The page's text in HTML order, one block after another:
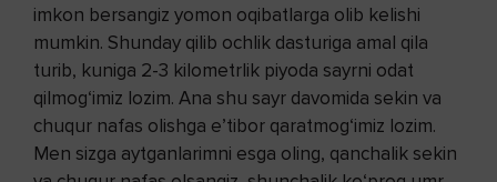
imkon bersangiz yomon oqibatlarga olib kelishi
mumkin. Shunday qilib ochlik dasturiga amal qila
turib, kuniga 2-3 kilometrlik piyoda sayrni odat
qilmog‘imiz lozim. Ana shu sayr davomida sekin va
chuqur nafas olishga e’tibor qaratmog‘imiz lozim.
Men sizga aytganlarimni esga oling, qanchalik sekin